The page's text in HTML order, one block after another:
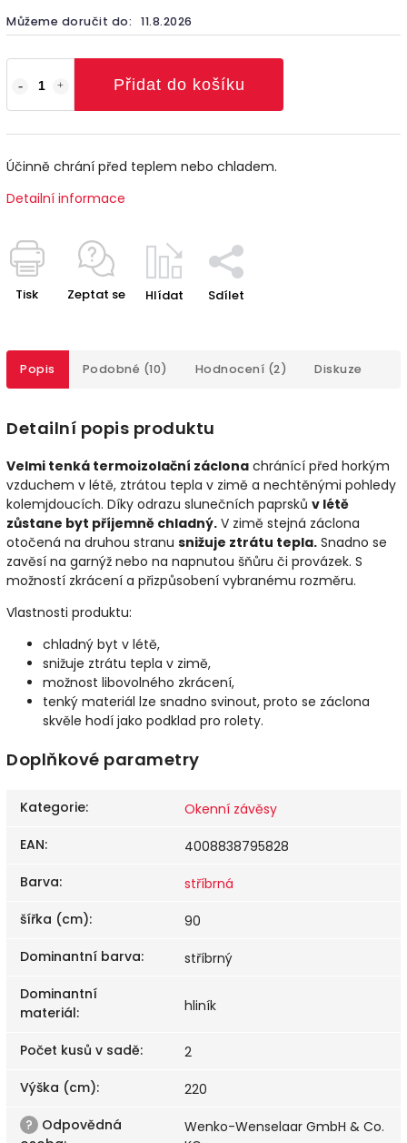
Můžeme doručit do: 11.8.2026
Přidat do košíku
Účinně chrání před teplem nebo chladem.
Detailní informace
Tisk Zeptat se Hlídat Sdílet
Popis Podobné (10) Hodnocení (2) Diskuze
Detailní popis produktu
Velmi tenká termoizolační záclona chránící před horkým
vzduchem v létě, ztrátou tepla v zimě a nechtěnými pohledy
kolemjdoucích. Díky odrazu slunečních paprsků v létě
zůstane byt příjemně chladný. V zimě stejná záclona
otočená na druhou stranu snižuje ztrátu tepla. Snadno se
zavěsí na garnýž nebo na napnutou šňůru či provázek. S
možností zkrácení a přizpůsobení vybranému rozměru.
Vlastnosti produktu:
chladný byt v létě,
snižuje ztrátu tepla v zimě,
možnost libovolného zkrácení,
tenký materiál lze snadno svinout, proto se záclona
skvěle hodí jako podklad pro rolety.
Doplňkové parametry
Kategorie:
Okenní závěsy
EAN:
4008838795828
Barva:
stříbrná
šířka (cm):
90
Dominantní barva:
stříbrný
Dominantní
materiál: hliník
Počet kusů v sadě:
2
Výška (cm):
220
? Odpovědná
Wenko-Wenselaar GmbH & Co.